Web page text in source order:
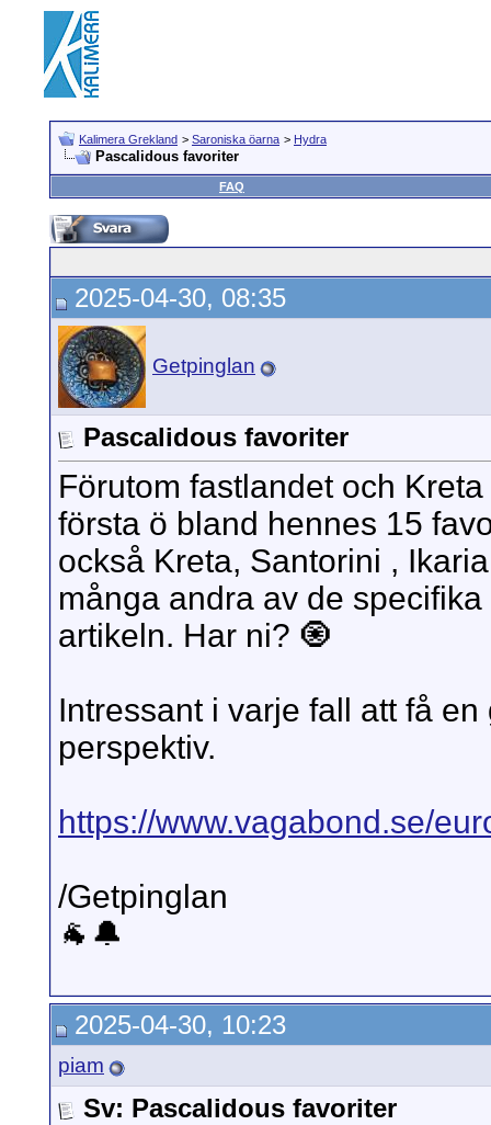
Kalimera Grekland > Saroniska öarna > Hydra
Pascalidous favoriter
FAQ
2025-04-30, 08:35
Getpinglan
Pascalidous favoriter
Förutom fastlandet och
första ö bland hennes 15
också Kreta, Santorini ,
många andra av de
artikeln. Har ni? 🧿
Intressant i varje fall att få
perspektiv.
https://www.vagabond.se/
/Getpinglan
🐐🔔
2025-04-30, 10:23
piam
Sv: Pascalidous favoriter